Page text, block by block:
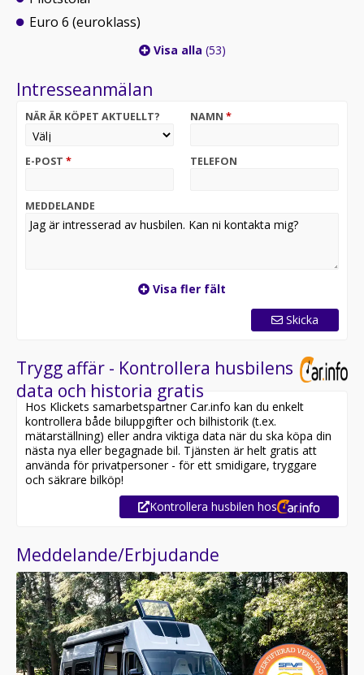
Euro 6 (euroklass)
Visa alla (53)
Intresseanmälan
NÄR ÄR KÖPET AKTUELLT? NAMN *
E-POST * TELEFON
MEDDELANDE
Visa fler fält
Skicka
Trygg affär - Kontrollera husbilens
data och historia gratis
Hos Klickets samarbetspartner Car.info kan du enkelt
kontrollera både biluppgifter och bilhistorik (t.ex.
mätarställning) eller andra viktiga data när du ska köpa din
nästa nya eller begagnade bil. Tjänsten är helt gratis att
använda för privatpersoner - för ett smidigare, tryggare
och säkrare bilköp!
Kontrollera husbilen hos
Meddelande/Erbjudande